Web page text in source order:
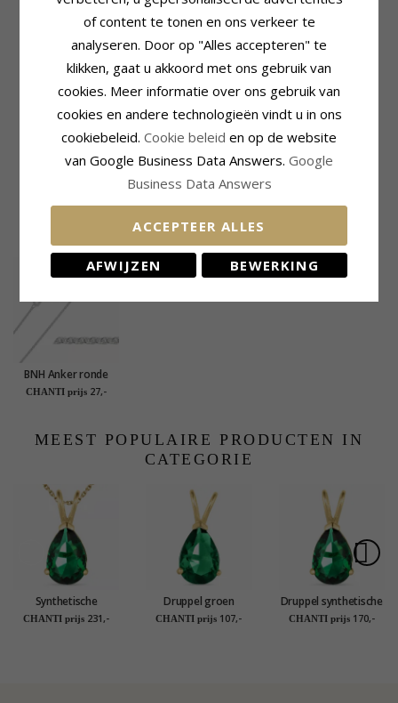
Caraat: 0,26
1
Facetgeslepen
Smaragd
Lengte Incl. Bijl:17,5 mm
Lengte Excl. Bijl: 12,0 mm
Breedte: 11,0 mm
4,5 mm
Levertijd
Past Bij Gouden Ketting Met
Slang Max.: 2,0 mm
Venetiaans Max.:
KLANTEN KOPEN OOK
BNH Anker ronde
ketting in zilver 50
CHANTI prijs 27,-
MEEST POPULAIRE PRODUCTEN IN
CATEGORIE
Synthetische
smaragd ketting in
CHANTI prijs 231,-
Druppel groen
synthetische
CHANTI prijs 107,-
Druppel synthetische
smaragd hanger in
CHANTI prijs 170,-
of content te tonen en ons verkeer te
analyseren. Door op "Alles accepteren" te
klikken, gaat u akkoord met ons gebruik van
cookies. Meer informatie over ons gebruik van
cookies en andere technologieën vindt u in ons
cookiebeleid. Cookie beleid en op de website
van Google Business Data Answers. Google
Business Data Answers
ACCEPTEER ALLES
AFWIJZEN BEWERKING